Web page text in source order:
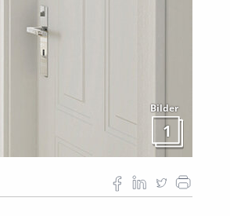
Bilder
1